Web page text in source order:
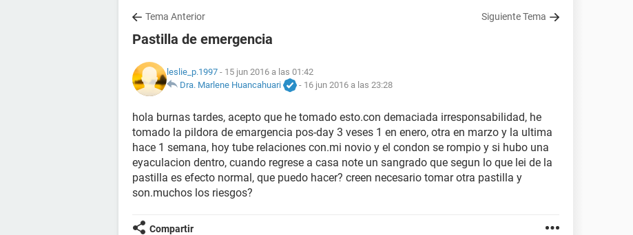
Tema Anterior Siguiente Tema
Pastilla de emergencia
leslie_p.1997 - 15 jun 2016 a las 01:42
Dra. Marlene Huancahuari
- 16 jun 2016 a las 23:28
hola burnas tardes, acepto que he tomado esto.con demaciada irresponsabilidad, he
tomado la pildora de emargencia pos-day 3 veses 1 en enero, otra en marzo y la ultima
hace 1 semana, hoy tube relaciones con.mi novio y el condon se rompio y si hubo una
eyaculacion dentro, cuando regrese a casa note un sangrado que segun lo que lei de la
pastilla es efecto normal, que puedo hacer? creen necesario tomar otra pastilla y
son.muchos los riesgos?
Compartir